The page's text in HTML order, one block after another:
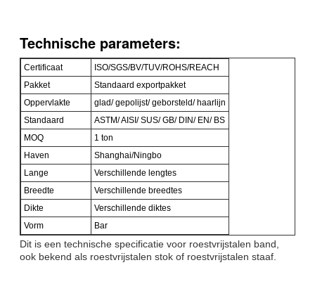
Technische parameters:
Certificaat
ISO/SGS/BV/TUV/ROHS/REACH
Pakket
Standaard exportpakket
Oppervlakte
glad/ gepolijst/ geborsteld/ haarlijn
Standaard
ASTM/ AISI/ SUS/ GB/ DIN/ EN/ BS
MOQ
1 ton
Haven
Shanghai/Ningbo
Lange
Verschillende lengtes
Breedte
Verschillende breedtes
Dikte
Verschillende diktes
Vorm
Bar
Dit is een technische specificatie voor roestvrijstalen band,
ook bekend als roestvrijstalen stok of roestvrijstalen staaf.